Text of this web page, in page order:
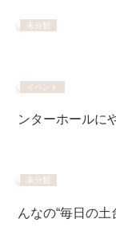
未分類
イベント
ンターホールに
未分類
んなの“毎日の